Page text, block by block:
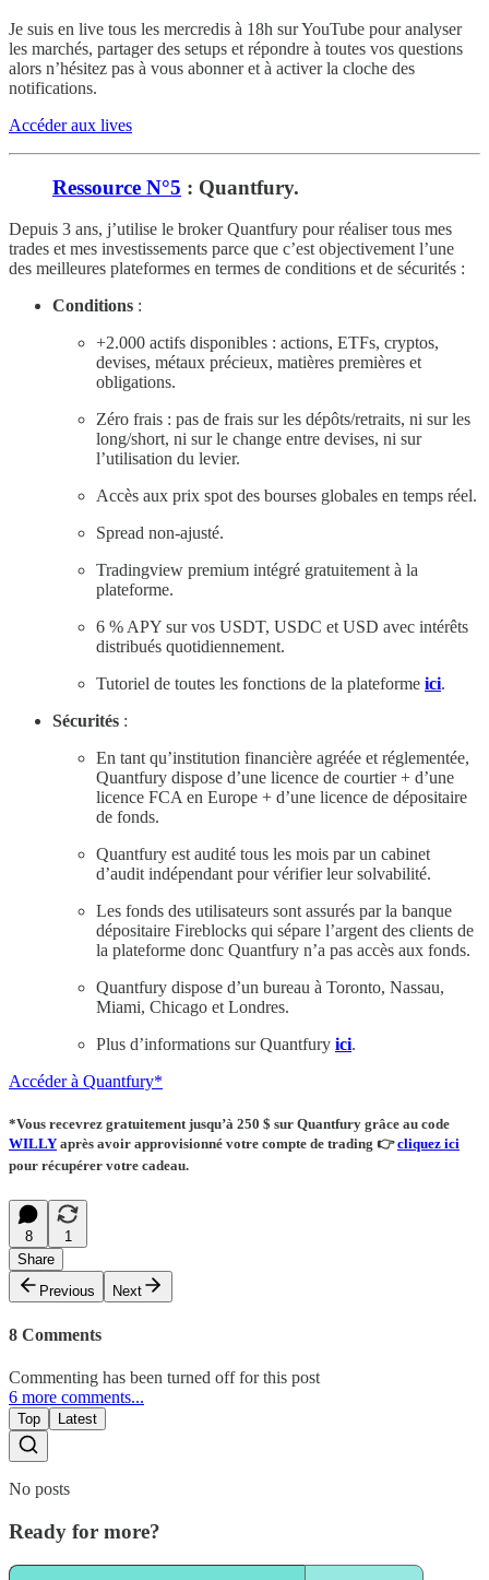
Je suis en live tous les mercredis à 18h sur YouTube pour analyser
les marchés, partager des setups et répondre à toutes vos questions
alors n’hésitez pas à vous abonner et à activer la cloche des
notifications.
Accéder aux lives
Ressource N°5 : Quantfury.
Depuis 3 ans, j’utilise le broker Quantfury pour réaliser tous mes
trades et mes investissements parce que c’est objectivement l’une
des meilleures plateformes en termes de conditions et de sécurités :
Conditions :
+2.000 actifs disponibles : actions, ETFs, cryptos,
devises, métaux précieux, matières premières et
obligations.
Zéro frais : pas de frais sur les dépôts/retraits, ni sur les
long/short, ni sur le change entre devises, ni sur
l’utilisation du levier.
Accès aux prix spot des bourses globales en temps réel.
Spread non-ajusté.
Tradingview premium intégré gratuitement à la
plateforme.
6 % APY sur vos USDT, USDC et USD avec intérêts
distribués quotidiennement.
Tutoriel de toutes les fonctions de la plateforme ici.
Sécurités :
En tant qu’institution financière agréée et réglementée,
Quantfury dispose d’une licence de courtier + d’une
licence FCA en Europe + d’une licence de dépositaire
de fonds.
Quantfury est audité tous les mois par un cabinet
d’audit indépendant pour vérifier leur solvabilité.
Les fonds des utilisateurs sont assurés par la banque
dépositaire Fireblocks qui sépare l’argent des clients de
la plateforme donc Quantfury n’a pas accès aux fonds.
Quantfury dispose d’un bureau à Toronto, Nassau,
Miami, Chicago et Londres.
Plus d’informations sur Quantfury ici.
Accéder à Quantfury*
*Vous recevrez gratuitement jusqu’à 250 $ sur Quantfury grâce au code
WILLY après avoir approvisionné votre compte de trading 👉cliquez ici
pour récupérer votre cadeau.
8
1
Share
Previous
Next
8 Comments
Commenting has been turned off for this post
6 more comments...
Top Latest
No posts
Ready for more?